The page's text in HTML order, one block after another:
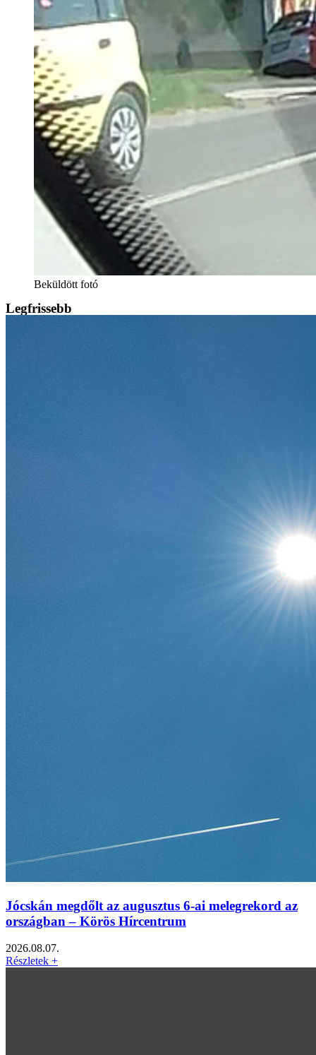
Beküldött fotó
Legfrissebb
Jócskán megdőlt az augusztus 6-ai melegrekord az
országban – Körös Hírcentrum
2026.08.07.
Részletek +